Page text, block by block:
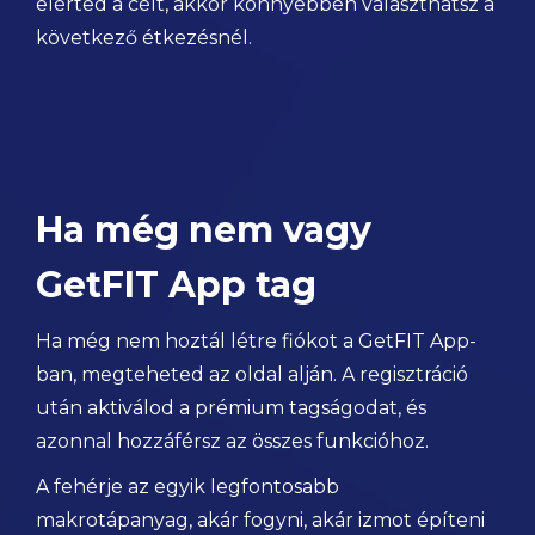
következő étkezésnél.
Ha még nem vagy
GetFIT App tag
Ha még nem hoztál létre fiókot a GetFIT App-
ban, megteheted az oldal alján. A regisztráció
után aktiválod a prémium tagságodat, és
azonnal hozzáférsz az összes funkcióhoz.
A fehérje az egyik legfontosabb
makrotápanyag, akár fogyni, akár izmot építeni